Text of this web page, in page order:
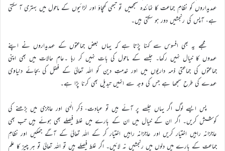
عہدیداروں کو نظامِ جماعت کا نمائندہ سمجھیں تو تبھی کھچاؤ اور لڑائیوں کے ماحول میں بہتری آ سکتی
ہے، آپس کی رنجشیں دور ہو سکتی ہیں۔
مجھے یہ بھی افسوس سے کہنا پڑتا ہے کہ یہاں بعض جماعتوں کے عہدیداروں نے اپنے
عہدوں کا خیال نہیں رکھا۔ جلسے کے ماحول کی بات نہیں کر رہا ۔عام حالات میں بھی اپنی
جماعتوں کی جماعتی ذمہ داریوں میں اور خدمتِ دین کو اللہ تعالیٰ کے فضل کی بجائے دنیاوی
عہدے کی طرح سمجھا ہے جس کی وجہ سے انہیں تبدیل بھی کرنا پڑا ہے۔
پس ایسے لوگ اگر یہاں جلسے پر آئے ہیں تو عبادت، ذکرِ الٰہی اور عاجزی میں بڑھنے کی
کوشش کریں۔ اگر ان کے خیال میں ان کے بارے میں غلط فیصلے بھی ہوئے ہیں تب بھی
عاجزانہ راہیں اختیار کریں اور عاجزانہ راہیں اختیار کر کے اللہ تعالیٰ کے آگے جھکیں اور نظامِ
جماعت کے بارے میں دلوں میں رنجشیں نہ لائیں۔ اگر غلط فیصلے ہیں تو اللہ تعالیٰ تو ہر چیز کا علم